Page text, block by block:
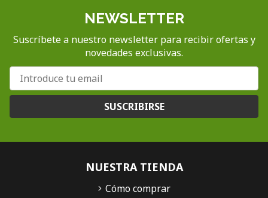
NEWSLETTER
Suscríbete a nuestro newsletter para recibir ofertas y
novedades exclusivas.
SUSCRIBIRSE
NUESTRA TIENDA
Cómo comprar